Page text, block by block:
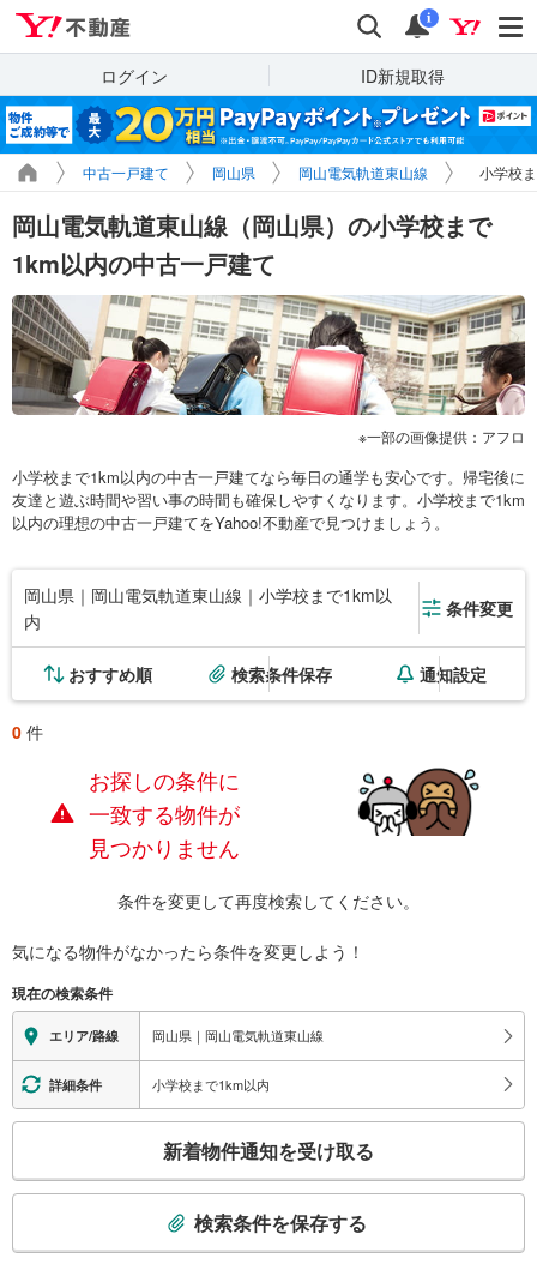
検索 通知
i
ログイン ID新規取得
中古一戸建て 岡山県 岡山電気軌道東山線 小学校
岡山電気軌道東山線（岡山県）の小学校まで
1km以内の中古一戸建て
一部の画像提供：アフロ
小学校まで1km以内の中古一戸建てなら毎日の通学も安心です。帰宅後に
友達と遊ぶ時間や習い事の時間も確保しやすくなります。小学校まで1km
以内の理想の中古一戸建てをYahoo!不動産で見つけましょう。
岡山県｜岡山電気軌道東山線｜小学校まで1km以
内
条件変更
おすすめ順 検索条件保存 通知設定
0 件
お探しの条件に
一致する物件が
見つかりません
条件を変更して再度検索してください。
気になる物件がなかったら条件を変更しよう！
現在の検索条件
エリア/路線 岡山県｜岡山電気軌道東山線
詳細条件 小学校まで1km以内
検
新着物件通知を受け取る
検索条件を保存する